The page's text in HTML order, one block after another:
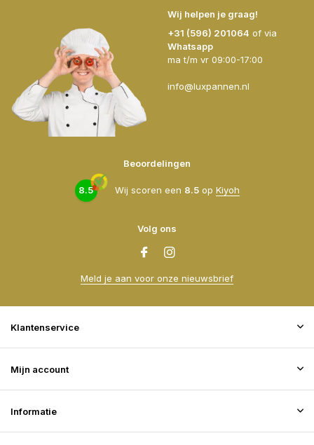
Wij helpen je graag!
+31 (596) 201064 of via
Whatsapp
ma t/m vr 09:00-17:00
info@luxpannen.nl
Beoordelingen
8.5 Wij scoren een 8.5op Kiyoh
Volg ons
Meld je aan voor onze nieuwsbrief
Klantenservice
Mijn account
Informatie